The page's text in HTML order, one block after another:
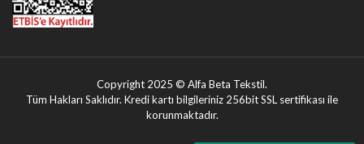
Copyright 2025 © Alfa Beta Tekstil.
Tüm Hakları Saklıdır. Kredi kartı bilgileriniz 256bit SSL sertifikası ile
korunmaktadır.